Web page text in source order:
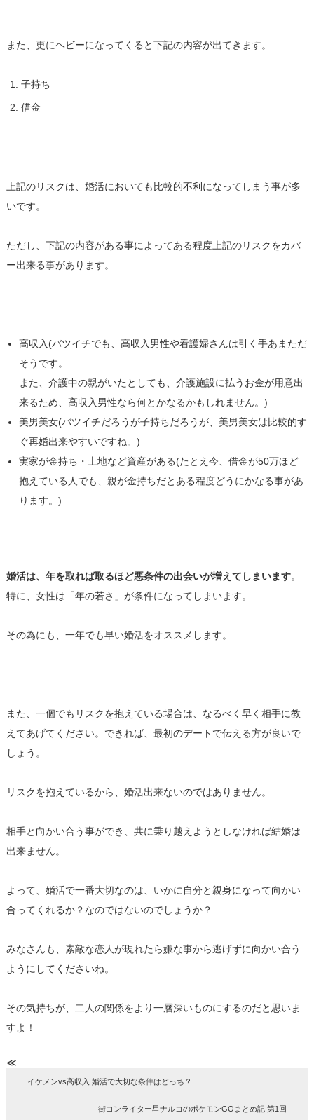
また、更にヘビーになってくると下記の内容が出てきます。
子持ち
借金
上記のリスクは、婚活においても比較的不利になってしまう事が多
いです。
ただし、下記の内容がある事によってある程度上記のリスクをカバ
ー出来る事があります。
高収入(バツイチでも、高収入男性や看護婦さんは引く手あまただ
そうです。
また、介護中の親がいたとしても、介護施設に払うお金が用意出
来るため、高収入男性なら何とかなるかもしれません。)
美男美女(バツイチだろうが子持ちだろうが、美男美女は比較的す
ぐ再婚出来やすいですね。)
実家が金持ち・土地など資産がある(たとえ今、借金が50万ほど
抱えている人でも、親が金持ちだとある程度どうにかなる事があ
ります。)
婚活は、年を取れば取るほど悪条件の出会いが増えてしまいます。
特に、女性は「年の若さ」が条件になってしまいます。
その為にも、一年でも早い婚活をオススメします。
また、一個でもリスクを抱えている場合は、なるべく早く相手に教
えてあげてください。できれば、最初のデートで伝える方が良いで
しょう。
リスクを抱えているから、婚活出来ないのではありません。
相手と向かい合う事ができ、共に乗り越えようとしなければ結婚は
出来ません。
よって、婚活で一番大切なのは、いかに自分と親身になって向かい
合ってくれるか？なのではないのでしょうか？
みなさんも、素敵な恋人が現れたら嫌な事から逃げずに向かい合う
ようにしてくださいね。
その気持ちが、二人の関係をより一層深いものにするのだと思いま
すよ！
≪
イケメンvs高収入 婚活で大切な条件はどっち？
街コンライター星ナルコのポケモンGOまとめ記 第1回